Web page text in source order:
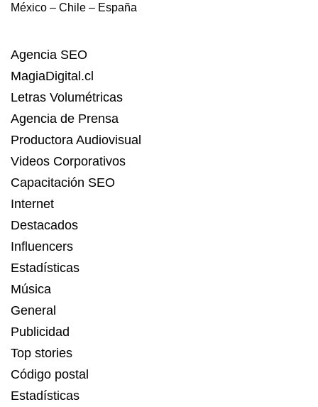
México – Chile – España
Agencia SEO
MagiaDigital.cl
Letras Volumétricas
Agencia de Prensa
Productora Audiovisual
Videos Corporativos
Capacitación SEO
Internet
Destacados
Influencers
Estadísticas
Música
General
Publicidad
Top stories
Código postal
Estadísticas